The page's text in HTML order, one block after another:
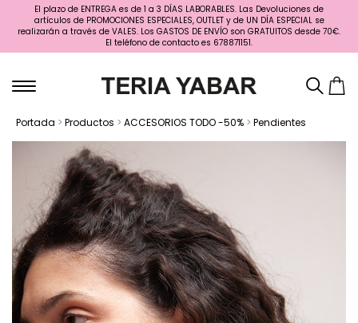
El plazo de ENTREGA es de 1 a 3 DÍAS LABORABLES. Las Devoluciones de
artículos de PROMOCIONES ESPECIALES, OUTLET y de UN DÍA ESPECIAL se
realizarán a través de VALES. Los GASTOS DE ENVÍO son GRATUITOS desde 70€.
El teléfono de contacto es 678871151.
Portada > Productos > ACCESORIOS TODO -50% > Pendientes